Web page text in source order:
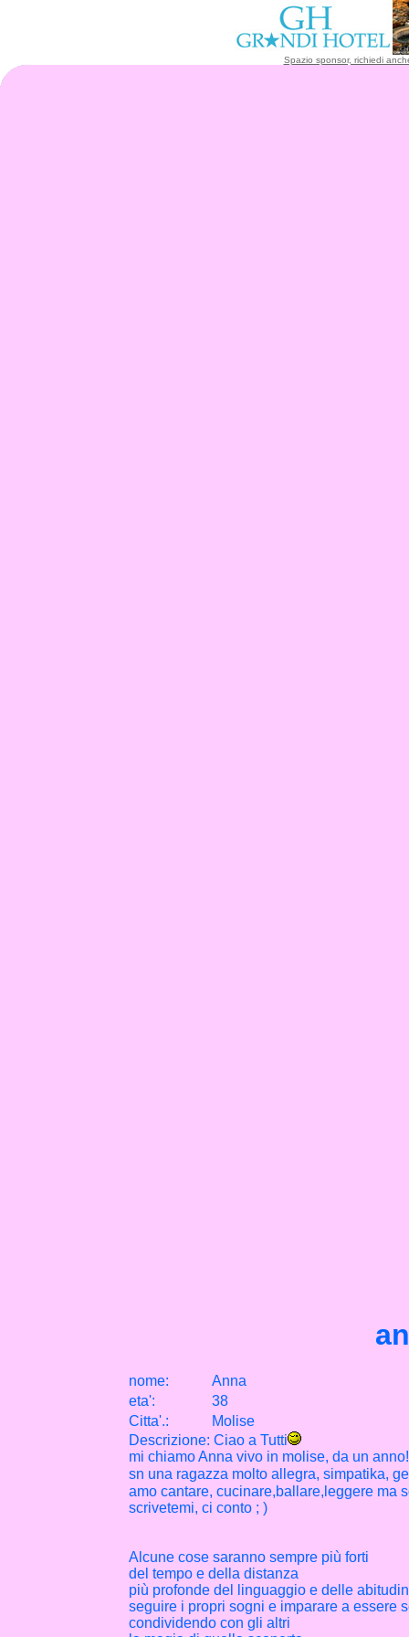
Spazio sponsor, richiedi
nome:
Anna
eta':
38
Citta'.:
Molise
Descrizione: Ciao a Tutti
mi chiamo Anna vivo in molise, da un anno!
sn una ragazza molto allegra, simpatika,
amo cantare, cucinare,ballare,leggere ma
scrivetemi, ci conto ; )
Alcune cose saranno sempre più forti
del tempo e della distanza
più profonde del linguaggio e delle
seguire i propri sogni e imparare a essere
condividendo con gli altri